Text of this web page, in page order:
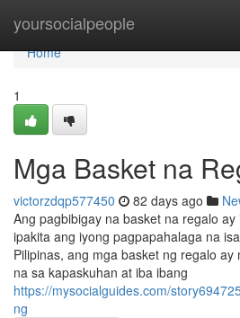
yoursocialpeople
Home
Home
1
Mga Basket na
victorzdqp577450 82 days ago
Ang pagbibigay na basket na regalo
ipakita ang iyong pagpapahalaga na
Pilipinas, ang mga basket ng regalo ay
na sa kapaskuhan at iba ibang
https://mysocialguides.com/
ng